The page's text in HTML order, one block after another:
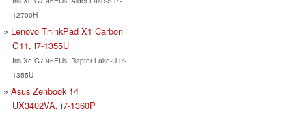
12700H
Lenovo ThinkPad X1 Carbon
G11, i7-1355U
Iris Xe G7 96EUs, Raptor Lake-U i7-
1355U
Asus Zenbook 14
UX3402VA, i7-1360P